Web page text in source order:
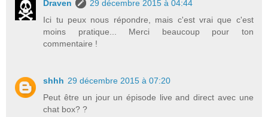
Draven
29 décembre 2015 à 04:44
Ici tu peux nous répondre, mais c'est vrai que c'est
moins pratique... Merci beaucoup pour ton
commentaire !
shhh 29 décembre 2015 à 07:20
Peut être un jour un épisode live and direct avec une
chat box? ?